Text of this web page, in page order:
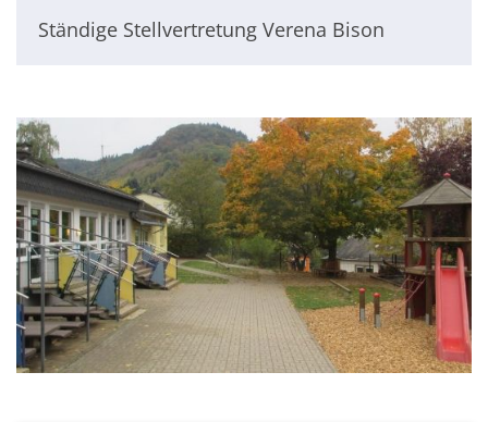
Ständige Stellvertretung Verena Bison